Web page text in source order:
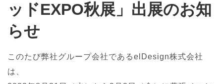
ッドEXPO秋展」出展のお知
らせ
このたび弊社グループ会社であるelDesign株式会社
は、